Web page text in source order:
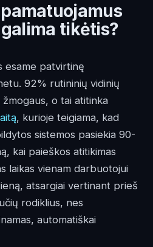
tikėtis?
esame patvirtinę
92% rutininių vidinių
o tai atitinka
, kurioje teigiama, kad
sistemos pasiekia 90-
kai paieškos atitikimas
laikas vienam darbuotojui
atsargiai vertinant prieš
rodiklius, nes
automatiškai